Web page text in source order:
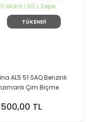
TÜKENDİ
AL5 51 SAQ Benzinli
Çim Biçme
Motor | 60 L Sepe
TL